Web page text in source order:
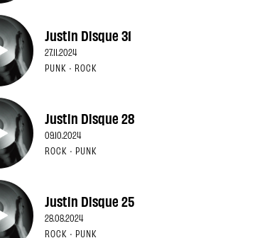
Justin Disque 31
27.11.2024
PUNK · ROCK
Justin Disque 28
09.10.2024
ROCK · PUNK
Justin Disque 25
28.08.2024
ROCK · PUNK